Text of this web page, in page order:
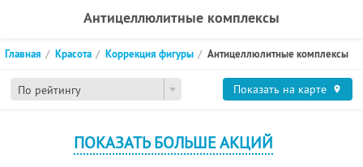
Антицеллюлитные комплексы
По рейтингу
Главная Красота Коррекция фигуры Антицеллюлитные комплексы
Показать на карте
ПОКАЗАТЬ БОЛЬШЕ АКЦИЙ